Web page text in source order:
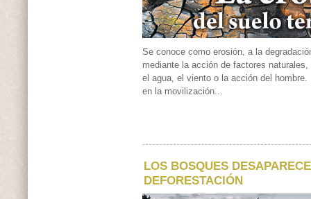
Se conoce como erosión, a la
mediante la acción de factores
el agua, el viento o la acción del
en la movilización...
LOS BOSQUES
DEFORESTACIÓN